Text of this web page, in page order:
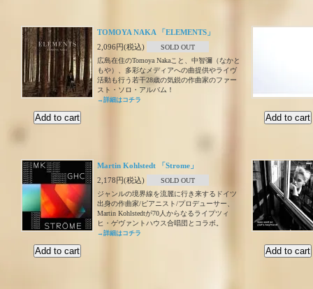
TOMOYA NAKA 「ELEMENTS」
2,096円(税込)
SOLD OUT
広島在住のTomoya Nakaこと、中智彌（なかと
もや）、多彩なメディアへの曲提供やライヴ
活動も行う若干28歳の気鋭の作曲家のファー
スト・ソロ・アルバム！
→詳細はコチラ
Martin Kohlstedt 「Strome」
2,178円(税込)
SOLD OUT
ジャンルの境界線を流麗に行き来するドイツ
出身の作曲家/ピアニスト/プロデューサー、
Martin Kohlstedtが70人からなるライプツィ
ヒ・ゲヴァントハウス合唱団とコラボ。
→詳細はコチラ